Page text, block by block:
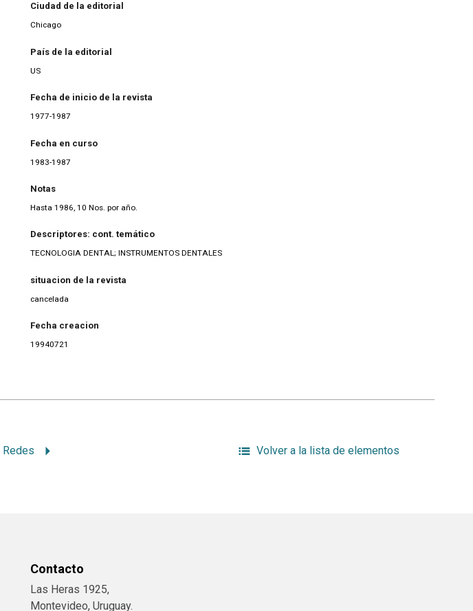
Ciudad de la editorial
Chicago
País de la editorial
US
Fecha de inicio de la revista
1977-1987
Fecha en curso
1983-1987
Notas
Hasta 1986, 10 Nos. por año.
Descriptores: cont. temático
TECNOLOGIA DENTAL; INSTRUMENTOS DENTALES
situacion de la revista
cancelada
Fecha creacion
19940721
Redes Volver a la lista de elementos
Contacto
Las Heras 1925,
Montevideo, Uruguay.